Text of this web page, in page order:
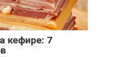
кефире: 7